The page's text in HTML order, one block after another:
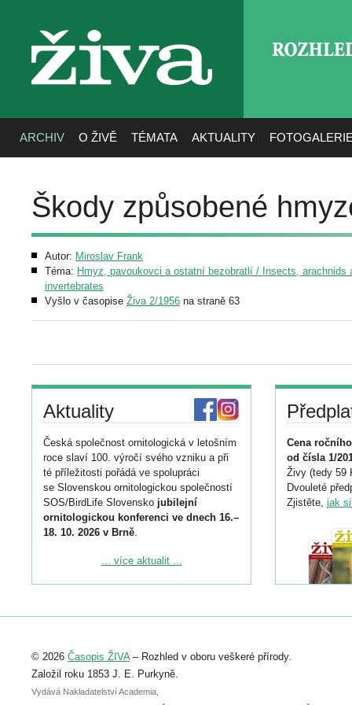
živa
ARCHIV O ŽIVĚ TÉMATA AKTUALITY
Škody způsobené
Autor: Miroslav Frank
Téma: Hmyz, pavoukovci a ostatní bezobratlí / Insects, arachnids
invertebrates
Vyšlo v časopise Živa 2/1956 na straně 63
Aktuality
Česká společnost ornitologická v letošním
roce slaví 100. výročí svého vzniku a při
té příležitosti pořádá ve spolupráci
se Slovenskou ornitologickou společností
SOS/BirdLife Slovensko jubilejní
ornitologickou konferenci ve dnech 16.–
18. 10. 2026 v Brně.
Podrobnější informace ke konferenci
Registrovat se můžete do 6. září.
abstraktu přihlášené přednášky nebo
posteru je už 30. června.
... více aktualit ...
Cena
od čísla 1/
Živy (tedy 59
Dvouleté
Zjistěte, jak
© 2026 Časopis ŽIVA– Rozhled v oboru veškeré přírody.
Založil roku 1853 J. E. Purkyně.
Vydává Nakladatelství Academia,